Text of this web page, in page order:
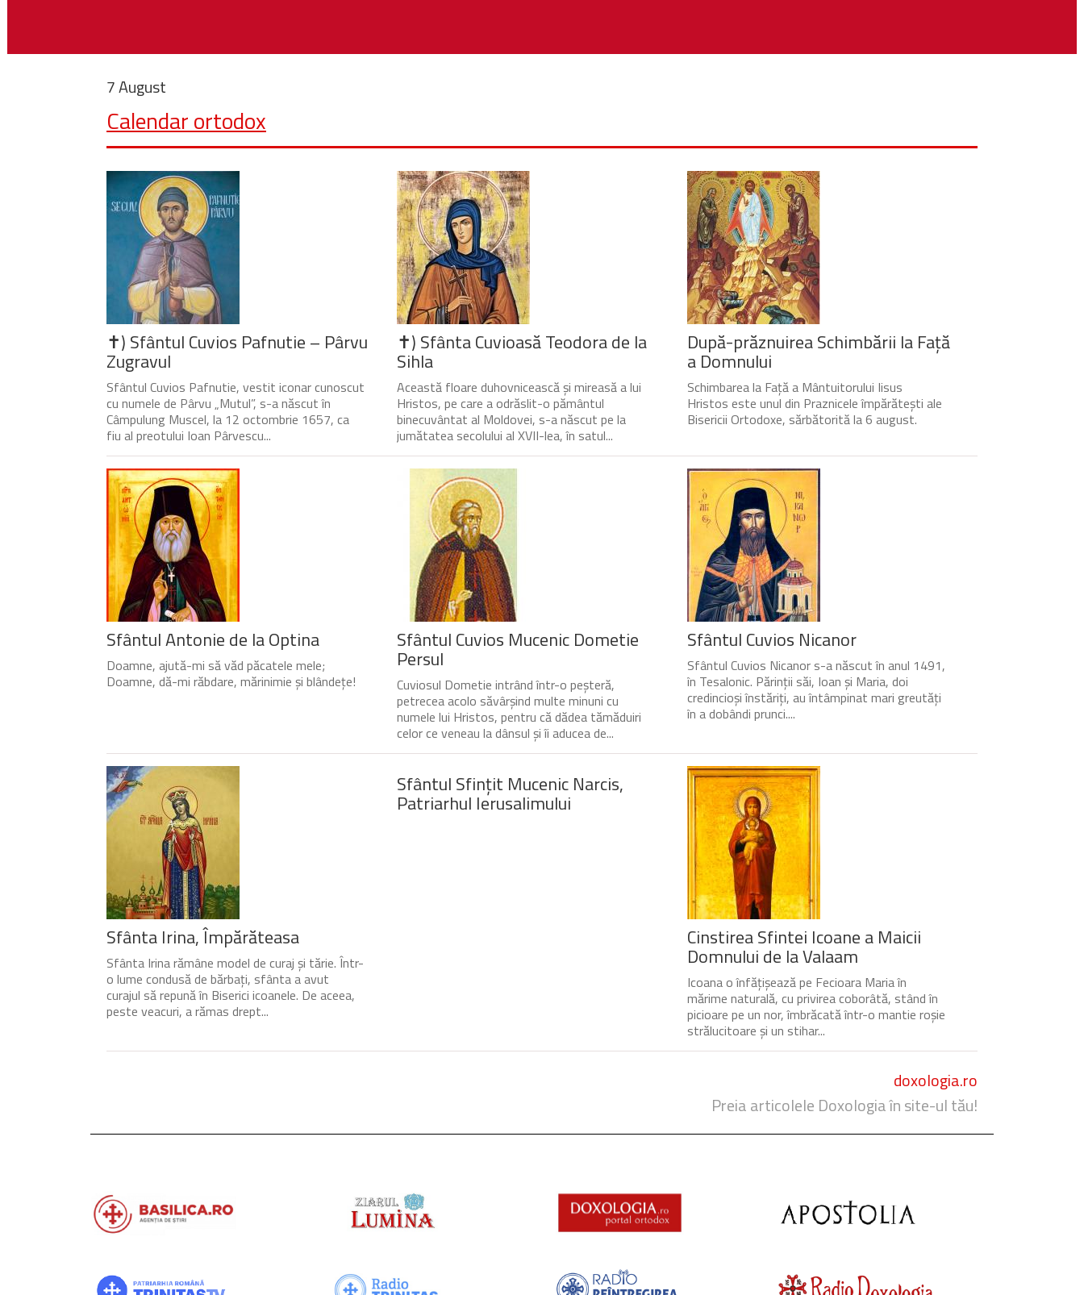
7 August
Calendar ortodox
✝) Sfântul Cuvios Pafnutie – Pârvu
Zugravul
Sfântul Cuvios Pafnutie, vestit iconar cunoscut
cu numele de Pârvu „Mutul”, s-a născut în
Câmpulung Muscel, la 12 octombrie 1657, ca
fiu al preotului Ioan Pârvescu...
✝) Sfânta Cuvioasă Teodora de la
Sihla
Această floare duhovnicească și mireasă a lui
Hristos, pe care a odrăslit-o pământul
binecuvântat al Moldovei, s-a născut pe la
jumătatea secolului al XVII-lea, în satul...
După-prăznuirea Schimbării la Față
a Domnului
Schimbarea la Față a Mântuitorului Iisus
Hristos este unul din Praznicele împărătești ale
Bisericii Ortodoxe, sărbătorită la 6 august.
Sfântul Antonie de la Optina
Doamne, ajută-mi să văd păcatele mele;
Doamne, dă-mi răbdare, mărinimie şi blândeţe!
Sfântul Cuvios Mucenic Dometie
Persul
Cuviosul Dometie intrând într-o peșteră,
petrecea acolo săvârșind multe minuni cu
numele lui Hristos, pentru că dădea tămăduiri
celor ce veneau la dânsul și îi aducea de...
Sfântul Cuvios Nicanor
Sfântul Cuvios Nicanor s-a născut în anul 1491,
în Tesalonic. Părinții săi, Ioan și Maria, doi
credincioși înstăriți, au întâmpinat mari greutăți
în a dobândi prunci....
Sfânta Irina, Împărăteasa
Sfânta Irina rămâne model de curaj și tărie. Într-
o lume condusă de bărbați, sfânta a avut
curajul să repună în Biserici icoanele. De aceea,
peste veacuri, a rămas drept...
Sfântul Sfinţit Mucenic Narcis,
Patriarhul Ierusalimului
Cinstirea Sfintei Icoane a Maicii
Domnului de la Valaam
Icoana o înfățișează pe Fecioara Maria în
mărime naturală, cu privirea coborâtă, stând în
picioare pe un nor, îmbrăcată într-o mantie roșie
strălucitoare și un stihar...
doxologia.ro
Preia articolele Doxologia în site-ul tău!